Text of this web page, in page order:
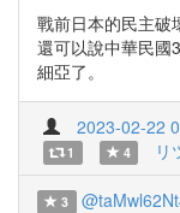
戰前日本的民主破
還可以說中華民國
細亞了。
2023-02-22
1 4 リ
3